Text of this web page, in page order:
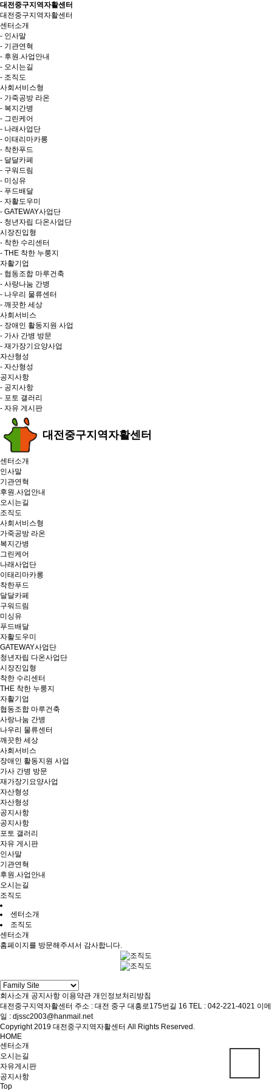
대전중구지역자활센터
대전중구지역자활센터
센터소개
- 인사말
- 기관연혁
- 후원.사업안내
- 오시는길
- 조직도
사회서비스형
- 가죽공방 라온
- 복지간병
- 그린케어
- 나래사업단
- 이태리마카롱
- 착한푸드
- 달달카페
- 구워드림
- 미싱유
- 푸드배달
- 자활도우미
- GATEWAY사업단
- 청년자립 다온사업단
시장진입형
- 착한 수리센터
- THE 착한 누룽지
자활기업
- 협동조합 마루건축
- 사랑나눔 간병
- 나우리 물류센터
- 깨끗한 세상
사회서비스
- 장애인 활동지원 사업
- 가사 간병 방문
- 재가장기요양사업
자산형성
- 자산형성
공지사항
- 공지사항
- 포토 갤러리
- 자유 게시판
대전중구지역자활센터
센터소개
인사말
기관연혁
후원.사업안내
오시는길
조직도
사회서비스형
가죽공방 라온
복지간병
그린케어
나래사업단
이태리마카롱
착한푸드
달달카페
구워드림
미싱유
푸드배달
자활도우미
GATEWAY사업단
청년자립 다온사업단
시장진입형
착한 수리센터
THE 착한 누룽지
자활기업
협동조합 마루건축
사랑나눔 간병
나우리 물류센터
깨끗한 세상
사회서비스
장애인 활동지원 사업
가사 간병 방문
재가장기요양사업
자산형성
자산형성
공지사항
공지사항
포토 갤러리
자유 게시판
인사말
기관연혁
후원.사업안내
오시는길
조직도
센터소개
조직도
센터소개
홈페이지를 방문해주셔서 감사합니다.
회사소개 공지사항 이용약관 개인정보처리방침
대전중구지역자활센터 주소 : 대전 중구 대흥로175번길 16 TEL : 042-221-4021 이메
일 : djssc2003@hanmail.net
Copyright 2019 대전중구지역자활센터 All Rights Reserved.
HOME
센터소개
오시는길
자유게시판
공지사항
Top